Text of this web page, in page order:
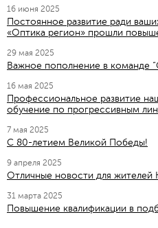
16 июня 2025
Постоянное развитие ради
«Оптика регион» прошли
29 мая 2025
Важное пополнение в команде
16 мая 2025
Профессиональное развитие
обучение по прогрессивным
7 мая 2025
C 80-летием Великой Победы!
9 апреля 2025
Отличные новости для жителей
31 марта 2025
Повышение квалификации в